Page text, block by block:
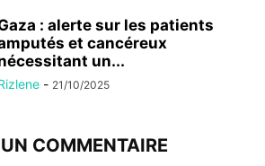
: alerte sur les patients
et cancéreux
un...
- 21/10/2025
COMMENTAIRE